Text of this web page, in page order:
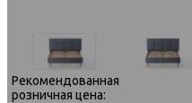
Рекомендованная
розничная цена: